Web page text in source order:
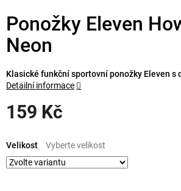
Ponožky Eleven
Neon
159 Kč
cena:
Velikost
Klasické funkční sportovní ponožky Eleven s
Detailní informace